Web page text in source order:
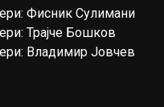
Фисник Сулимани
Трајче Бошков
Владимир Јовчев